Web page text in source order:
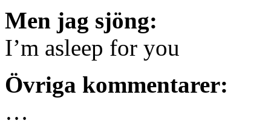
Men jag sjöng:
I’m asleep for you
Övriga kommentarer:
…